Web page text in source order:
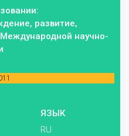
развитие,
научно-
ЯЗЫК
RU